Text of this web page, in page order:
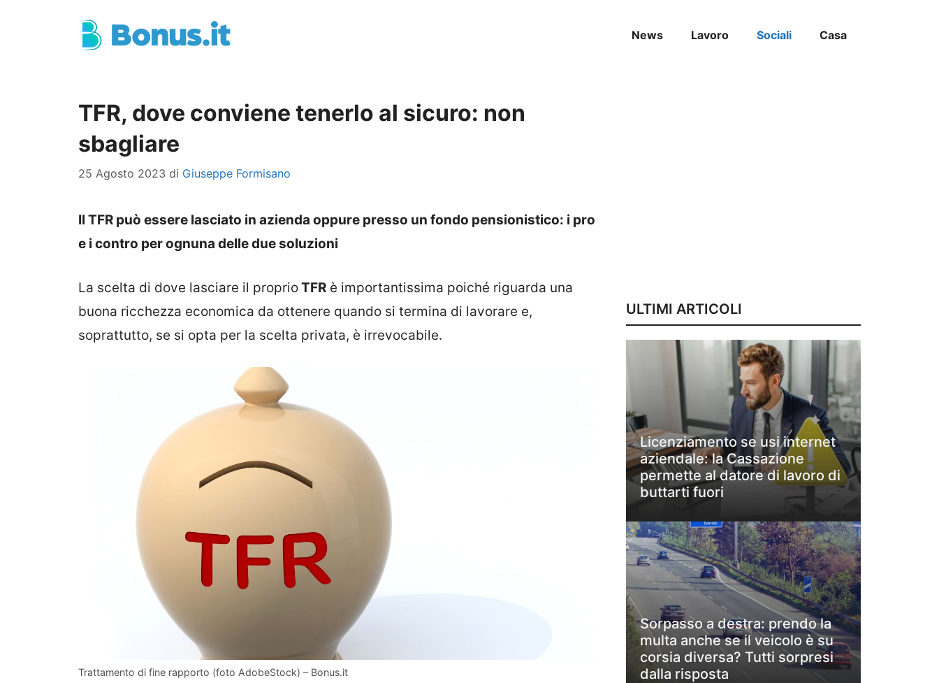
News Lavoro Sociali Casa
TFR, dove conviene tenerlo al sicuro: non
sbagliare
25 Agosto 2023 di Giuseppe Formisano
Il TFR può essere lasciato in azienda oppure presso un fondo pensionistico: i pro
e i contro per ognuna delle due soluzioni
La scelta di dove lasciare il proprioTFR è importantissima poiché riguarda una
buona ricchezza economica da ottenere quando si termina di lavorare e,
soprattutto, se si opta per la scelta privata, è irrevocabile.
Trattamento di fine rapporto (foto AdobeStock) – Bonus.it
ULTIMI ARTICOLI
Licenziamento se usi internet
aziendale: la Cassazione
permette al datore di lavoro di
buttarti fuori
Sorpasso a destra: prendo la
multa anche se il veicolo è su
corsia diversa? Tutti sorpresi
dalla risposta